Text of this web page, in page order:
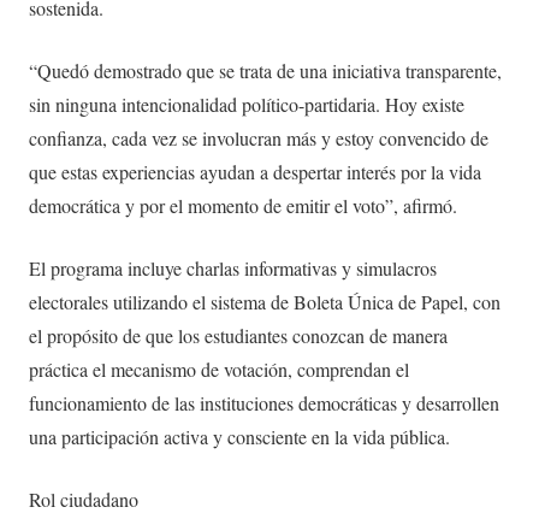
sostenida.
“Quedó demostrado que se trata de una iniciativa transparente,
sin ninguna intencionalidad político-partidaria. Hoy existe
confianza, cada vez se involucran más y estoy convencido de
que estas experiencias ayudan a despertar interés por la vida
democrática y por el momento de emitir el voto”, afirmó.
El programa incluye charlas informativas y simulacros
electorales utilizando el sistema de Boleta Única de Papel, con
el propósito de que los estudiantes conozcan de manera
práctica el mecanismo de votación, comprendan el
funcionamiento de las instituciones democráticas y desarrollen
una participación activa y consciente en la vida pública.
Rol ciudadano